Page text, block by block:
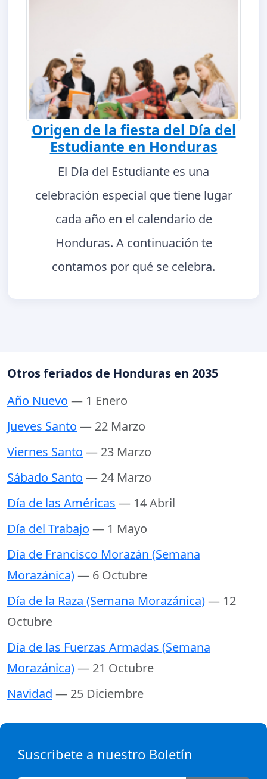
Origen de la fiesta del Día del
Estudiante en Honduras
El Día del Estudiante es una
celebración especial que tiene lugar
cada año en el calendario de
Honduras. A continuación te
contamos por qué se celebra.
Otros feriados de Honduras en 2035
Año Nuevo — 1 Enero
Jueves Santo — 22 Marzo
Viernes Santo — 23 Marzo
Sábado Santo — 24 Marzo
Día de las Américas — 14 Abril
Día del Trabajo — 1 Mayo
Día de Francisco Morazán (Semana
Morazánica)— 6 Octubre
Día de la Raza (Semana Morazánica)— 12
Octubre
Día de las Fuerzas Armadas (Semana
Morazánica)— 21 Octubre
Navidad — 25 Diciembre
Suscribete a nuestro Boletín